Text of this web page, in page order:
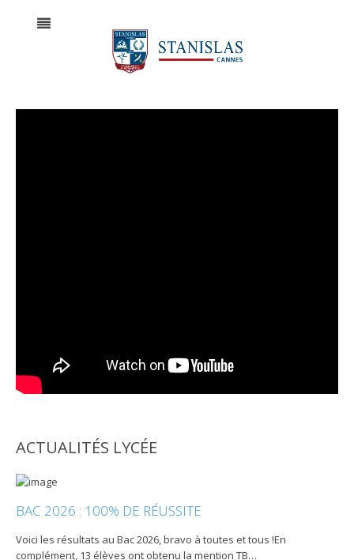
ACTUALITÉS LYCÉE
BAC 2026 : 100% DE RÉUSSITE
Voici les résultats au Bac 2026, bravo à toutes et tous !En
complément, 13 élèves ont obtenu la mention TB…